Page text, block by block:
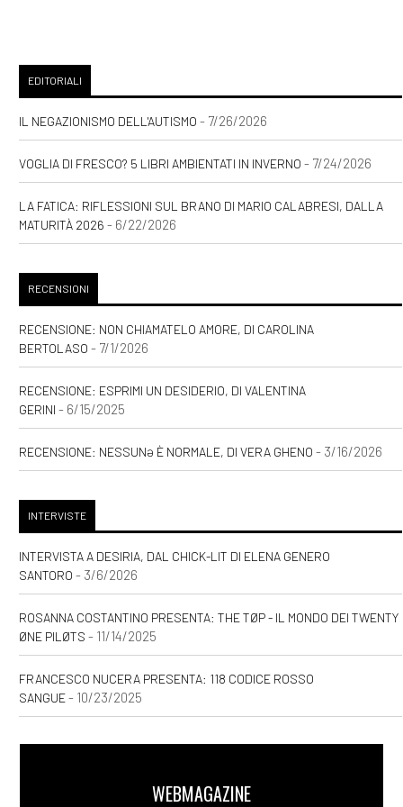
[24]Ucraina. Storia,
geopolitica, attualità, il
saggio di Argyros Singh: un
estratto
Novembre 2022
[25]Madri, un memoir di
Beppe Gaido e Stefania
Bergo: un estratto
Agosto 2022
[30]Marte chiama Terra
astronomia di Amy Cafe
Gerini: un estratto
[10]Esprimi un desiderio, un
un estratto
Marzo 2022
[20]In the end. Una biografia
Bennington, di Rosanna
EDITORIALI
IL NEGAZIONISMO DELL'AUTISMO - 7/26/2026
VOGLIA DI FRESCO? 5 LIBRI AMBIENTATI IN INVERNO - 7/24/2026
LA FATICA: RIFLESSIONI SUL BRANO DI MARIO CALABRESI, DALLA
MATURITÀ 2026 - 6/22/2026
RECENSIONI
RECENSIONE: NON CHIAMATELO AMORE, DI CAROLINA
BERTOLASO - 7/1/2026
RECENSIONE: ESPRIMI UN DESIDERIO, DI VALENTINA
GERINI - 6/15/2025
RECENSIONE: NESSUNƏ È NORMALE, DI VERA GHENO - 3/16/2026
INTERVISTE
INTERVISTA A DESIRIA, DAL CHICK-LIT DI ELENA GENERO
SANTORO - 3/6/2026
ROSANNA COSTANTINO PRESENTA: THE TØP - IL MONDO DEI TWENTY
ØNE PILØTS - 11/14/2025
FRANCESCO NUCERA PRESENTA: 118 CODICE ROSSO
SANGUE- 10/23/2025
WEBMAGAZINE